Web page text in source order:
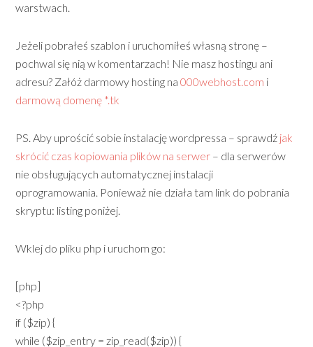
warstwach.
Jeżeli pobrałeś szablon i uruchomiłeś własną stronę –
pochwal się nią w komentarzach! Nie masz hostingu ani
adresu? Załóż darmowy hosting na000webhost.com i
darmową domenę *.tk
PS. Aby uprościć sobie instalację wordpressa – sprawdź jak
skrócić czas kopiowania plików na serwer – dla serwerów
nie obsługujących automatycznej instalacji
oprogramowania. Ponieważ nie działa tam link do pobrania
skryptu: listing poniżej.
Wklej do pliku php i uruchom go:
[php]
<?php
if ($zip) {
while ($zip_entry = zip_read($zip)) {